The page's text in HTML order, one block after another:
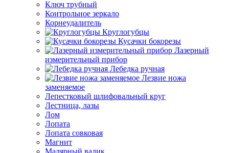
Ключ трубный
Контрольное зеркало
Корнеудалитель
Круглогубцы
Кусачки бокорезы
Лазерный
измерительный прибор
Лебедка ручная
Лезвие ножа
заменяемое
Лепестковый шлифовальный круг
Лестница, лазы
Лом
Лопата
Лопата совковая
Магнит
Малярный валик